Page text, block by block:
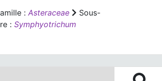
: Asteraceae
Sous-
: Symphyotrichum